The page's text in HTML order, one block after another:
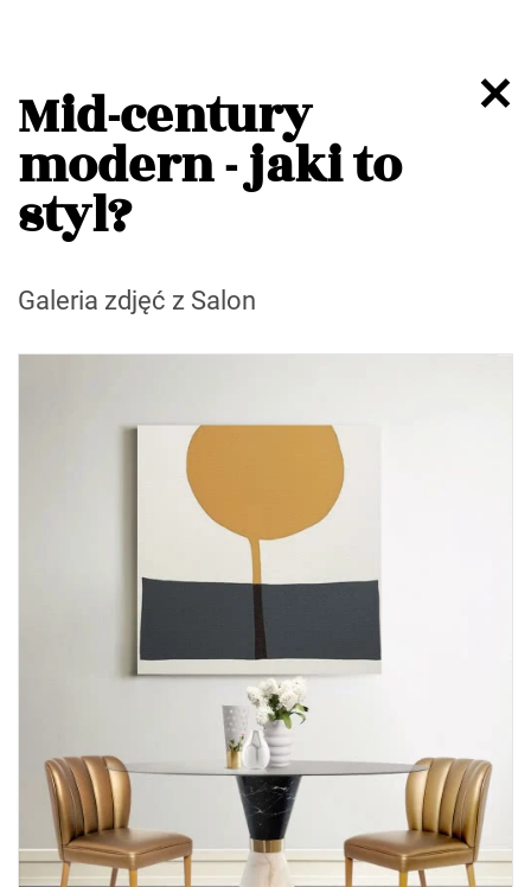
Mid-century
modern - jaki to
styl?
Galeria zdjęć z Salon